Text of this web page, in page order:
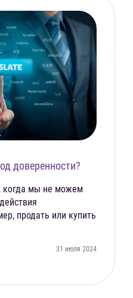
доверенности?
31 июля 2024
когда мы не можем
продать или купить